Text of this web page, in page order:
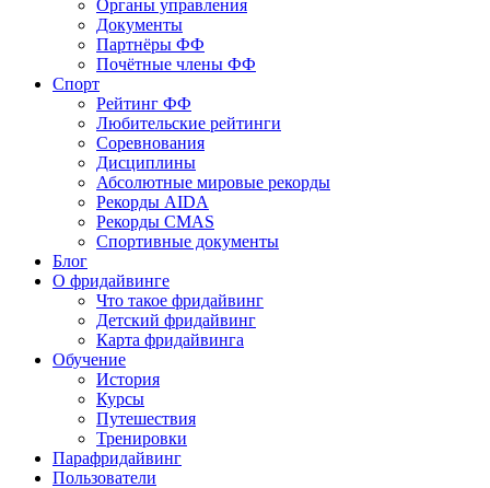
Органы управления
Документы
Партнёры ФФ
Почётные члены ФФ
Спорт
Рейтинг ФФ
Любительские рейтинги
Соревнования
Дисциплины
Абсолютные мировые рекорды
Рекорды AIDA
Рекорды CMAS
Спортивные документы
Блог
О фридайвинге
Что такое фридайвинг
Детский фридайвинг
Карта фридайвинга
Обучение
История
Курсы
Путешествия
Тренировки
Парафридайвинг
Пользователи